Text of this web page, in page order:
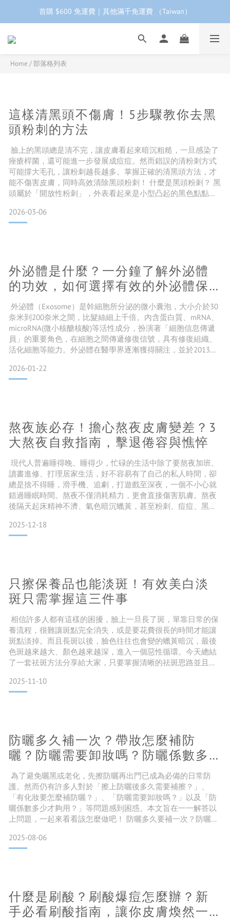
工作日下單 24小時內 快速出貨
首購 $600 免運費｜其他滿千免運費 （Taiwan）
首購會員95折再折$100｜加LINE領$68折價券 ➩
Home /部落格列表
這樣清黑頭不傷膚！5步驟教你去黑
頭粉刺的方法
臉上的黑頭總是清不完，讓皮膚看起來暗沉粗糙，一旦感染了
痤瘡桿菌，還可能進一步發展成痘痘。然而錯誤的清粉刺方式
可能撐大毛孔，讓粉刺越長越多。掌握正確的清黑頭方法，才
能不傷害皮膚，同時高效清除黑頭粉刺！ 什麼是黑頭粉刺？ 黑
頭屬於「開放性粉刺」，外表看起來是小型凸起的黑色點點。
面暴露於空氣中，經過氧化或沾染灰塵，形成黑色小點。若角
質代謝速度變慢，或沒有定期去角質，黑頭會大量堆積，引發
2026-03-06
外泌體是什麼？一分鐘了解外泌體
的功效，如何選擇有效的外泌體保
養品？
外泌體（Exosome）是幹細胞所分泌的微小囊泡，大小介於30
奈米到200奈米之間，比髮絲細上千倍。內含蛋白質、mRNA、
microRNA(微小核醣核酸)等活性成分，扮演著「細胞信息傳遞
員」的重要角色，在細胞之間傳遞修復信號，具有修復組織、
活化細胞等能力。外泌體在醫學界逐漸獲得關注，並於2013年
體富含生長因子，可刺激皮膚細胞再生，補充流失的膠原蛋白
及彈性纖維，撫平皺紋、維持肌膚彈性。 2. 美白淡斑外泌體能
2026-01-22
熬夜族必存！擔心熬夜皮膚變差？3
大熬夜自救指南，擊退倦容與憔悴
現代人普遍睡得晚、睡得少，忙碌的生活中除了要熬夜加班、
讀書進修、打理居家生活，好不容易有了自己的私人時間，卻
總是捨不得睡，滑手機、追劇，打遊戲至深夜，一個不小心就
錯過睡眠時間。熬夜不僅消耗精力，更會直接傷害肌膚。熬夜
後隔天起床精神不濟、氣色暗沉蠟黃，甚至粉刺、痘痘、黑眼
肌」，看起來彷彿一夜老了5歲！今天這篇文章教你3招為熬夜
肌急救，快速修復熬夜不留痕！ 熬夜對肌膚常見的傷害 缺水與
2025-12-18
只擦保養品也能淡斑！有效美白淡
斑只需掌握這三件事
相信許多人都有這樣的困擾，臉上一旦長了斑，單靠日常的保
養流程，很難讓斑點完全消失，或是要花費很長的時間才能讓
斑點淡掉。而且長斑以後，臉色往往也會變的蠟黃暗沉，最後
色斑越來越大、顏色越來越深，進入一個惡性循環。今天總結
了一套祛斑方法分享給大家，只要掌握清晰的祛斑思路並且持
原因有哪些？ 斑點一般是由於皮膚過度分泌黑色素，加上皮膚
的代謝效率不好，導致黑色素沉澱形成斑點。而黑色素形成的
2025-11-10
防曬多久補一次？帶妝怎麼補防
曬？防曬需要卸妝嗎？防曬係數多
少才夠？防曬Q&A一次解答
為了避免曬黑或老化，先擦防曬再出門已成為必備的日常防
護。然而仍有許多人對於「擦上防曬後多久需要補擦？」、
「有化妝要怎麼補防曬？」、「防曬需要卸妝嗎？」以及「防
曬係數多少才夠用？」等問題感到困惑。本文旨在一一解答以
上問題，一起來看看該怎麼做吧！ 防曬多久要補一次？防曬需
內冷氣房辦公的狀態下，防曬產品比較不會因為流汗而散失，
窗戶也會擋掉熱能較強的UVA中波長紫外線。這種情況下，不
2025-08-06
什麼是刷酸？刷酸爆痘怎麼辦？新
手必看刷酸指南，讓你皮膚煥然一